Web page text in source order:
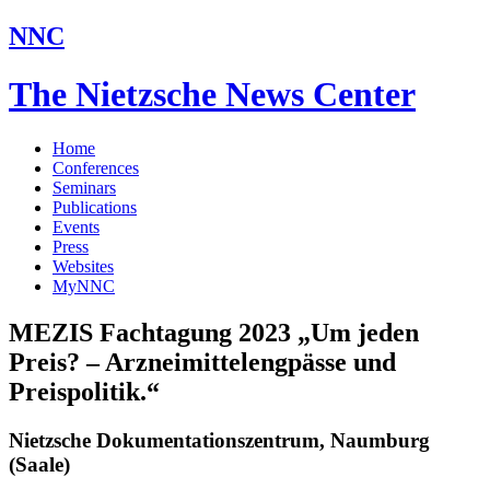
NNC
The Nietzsche News Center
Home
Conferences
Seminars
Publications
Events
Press
Websites
MyNNC
MEZIS Fachtagung 2023 „Um jeden
Preis? – Arzneimittelengpässe und
Preispolitik.“
Nietzsche Dokumentationszentrum, Naumburg
(Saale)